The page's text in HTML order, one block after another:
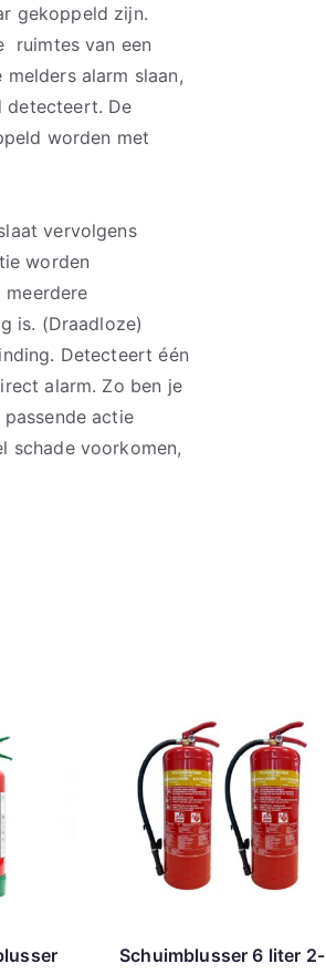
gekoppeld zijn.
ruimtes van een
alarm slaan,
detecteert. De
worden met
vervolgens
worden
meerdere
is. (Draadloze)
Detecteert één
alarm. Zo ben je
actie
schade voorkomen,
Schuimblusser 6 liter 2-